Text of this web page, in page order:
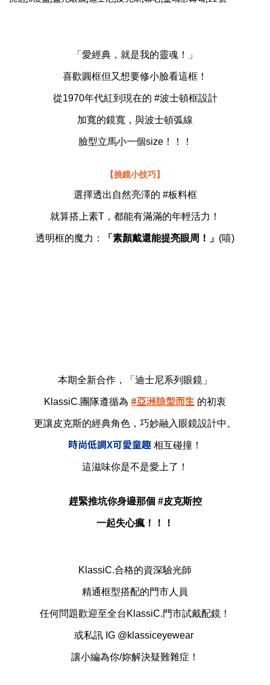
「愛經典，就是我的靈魂！」
喜歡圓框但又想要修小臉看這框！
從1970年代紅到現在的 #波士頓框設計
加寬的鏡寬，與波士頓弧線
臉型立馬小一個size！！！
【挑鏡小技巧】
選擇透出自然亮澤的 #板料框
就算搭上素T，都能有滿滿的年輕活力！
透明框的魔力： 「素顏戴還能提亮眼周！」 (嘻)
本期全新合作， 「迪士尼系列眼鏡」
KlassiC.團隊遵循為 #亞洲臉型而生 的初衷
更讓皮克斯的經典角色，巧妙融入眼鏡設計中。
時尚低調X可愛童趣 相互碰撞！
這滋味你是不是愛上了！
趕緊推坑你身邊那個 #皮克斯控
一起失心瘋！！！
KlassiC.合格的資深驗光師
精通框型搭配的門市人員
任何問題歡迎至全台KlassiC.門市試戴配鏡！
或私訊 IG @klassiceyewear
讓小編為你/妳解決疑難雜症！